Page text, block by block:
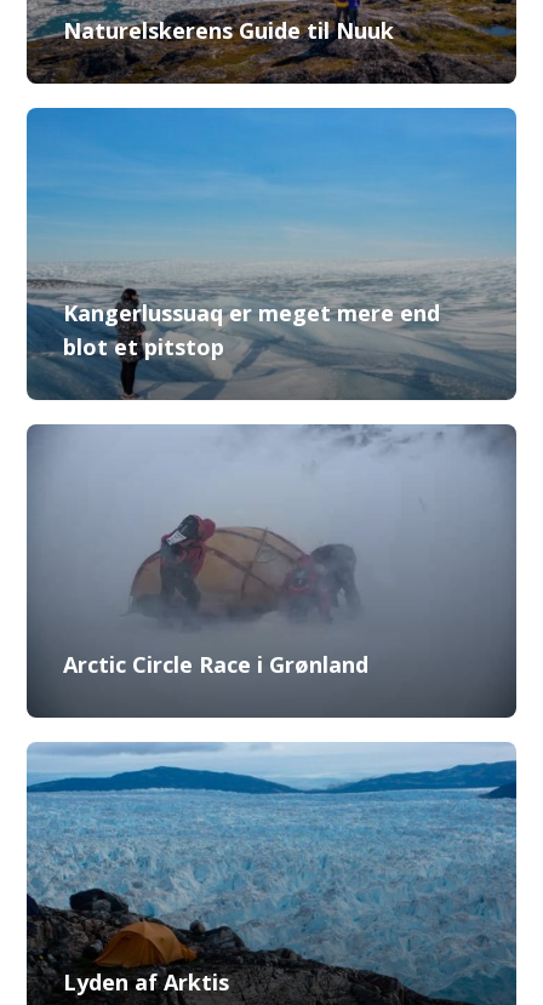
Naturelskerens Guide til Nuuk
Kangerlussuaq er meget mere end
blot et pitstop
Arctic Circle Race i Grønland
Lyden af Arktis